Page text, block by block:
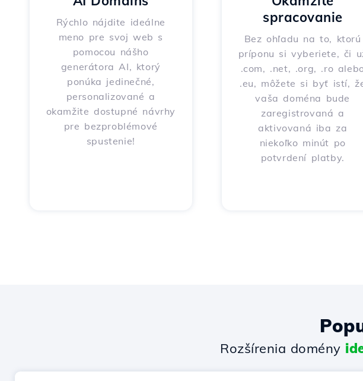
Rýchlo nájdite ideálne
meno pre svoj web s
pomocou nášho
generátora AI, ktorý
ponúka jedinečné,
personalizované a
okamžite dostupné návrhy
pre bezproblémové
spustenie!
spracovanie
Bez ohľadu na to, ktorú
príponu si vyberiete, či
.com, .net, .org, .ro
.eu, môžete si byť istí,
vaša doména bude
zaregistrovaná a
aktivovaná iba za
niekoľko minút po
potvrdení platby.
Rozšírenia domény